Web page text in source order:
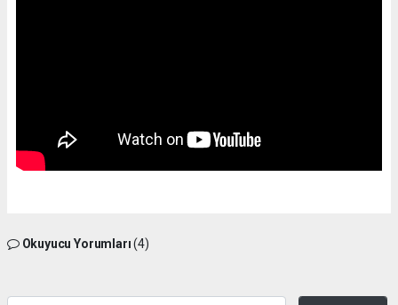
Okuyucu Yorumları(4)